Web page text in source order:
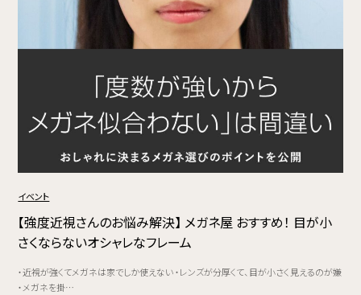
イベント
【強度近視さんのお悩み解決】 メガネ屋 おすすめ！ 目が小
さくならないオシャレなフレーム
・近視が強くてメガネは家でしか使えない ・レンズが分厚くて、目が小さく見えるのが嫌
・メガネを掛…